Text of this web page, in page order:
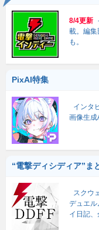
8/4更新
載。編集
も。
PixAI特集
インタ
画像生成
“電撃ディシディア”ま
スクウ
デュエル
イ日記、